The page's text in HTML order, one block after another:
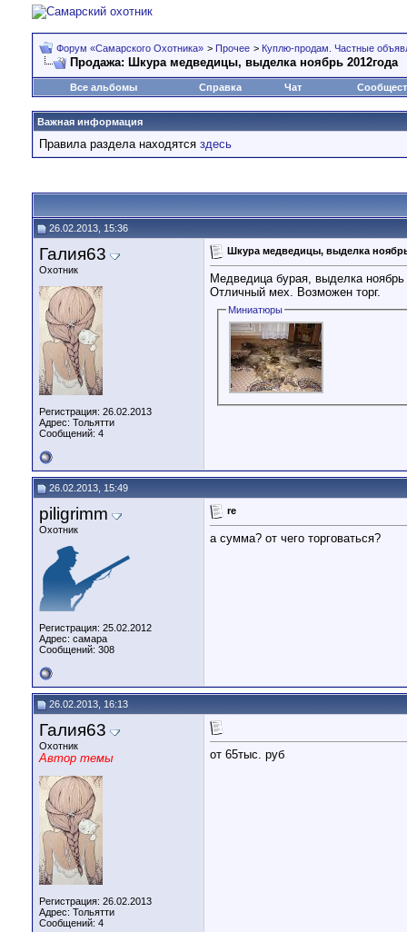
Форум «Самарского Охотника» > Прочее > Куплю-продам. Частные
Продажа: Шкура медведицы, выделка ноябрь 2012года
Все альбомы Справка Чат
Важная информация
Правила раздела находятся здесь
26.02.2013, 15:36
Галия63
Охотник
Регистрация: 26.02.2013
Адрес: Тольятти
Сообщений: 4
Шкура медведицы, выделка
Медведица бурая, выделка
Отличный мех. Возможен торг.
Миниатюры
26.02.2013, 15:49
piligrimm
Охотник
Регистрация: 25.02.2012
Адрес: самара
Сообщений: 308
re
а сумма? от чего торговаться?
26.02.2013, 16:13
Галия63
Охотник
Автор темы
Регистрация: 26.02.2013
Адрес: Тольятти
Сообщений: 4
от 65тыс. руб